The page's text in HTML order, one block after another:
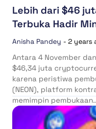
Lebih dari $46
Terbuka Hadir
Anisha Pandey - 2 years
Antara 4 November
$46,34 juta
karena peristiwa
(NEON), platform
memimpin